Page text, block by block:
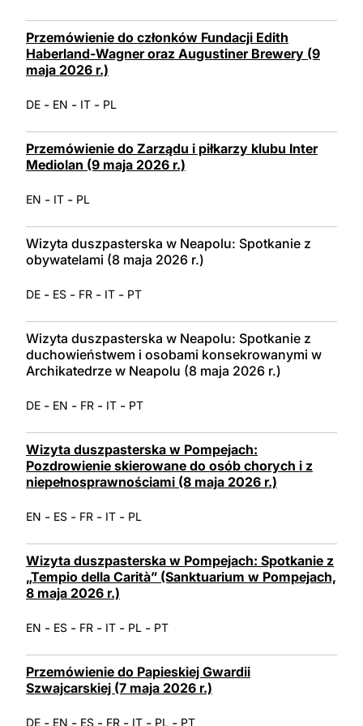
Przemówienie do członków Fundacji Edith
Haberland-Wagner oraz Augustiner Brewery (9
maja 2026 r.)
DE - EN - IT - PL
Przemówienie do Zarządu i piłkarzy klubu Inter
Mediolan (9 maja 2026 r.)
EN - IT - PL
Wizyta duszpasterska w Neapolu: Spotkanie z
obywatelami (8 maja 2026 r.)
DE - ES - FR - IT - PT
Wizyta duszpasterska w Neapolu: Spotkanie z
duchowieństwem i osobami konsekrowanymi w
Archikatedrze w Neapolu (8 maja 2026 r.)
DE - EN - FR - IT - PT
Wizyta duszpasterska w Pompejach:
Pozdrowienie skierowane do osób chorych i z
niepełnosprawnościami (8 maja 2026 r.)
EN - ES - FR - IT - PL
Wizyta duszpasterska w Pompejach: Spotkanie z
„Tempio della Carità” (Sanktuarium w Pompejach,
8 maja 2026 r.)
EN - ES - FR - IT - PL - PT
Przemówienie do Papieskiej Gwardii
Szwajcarskiej (7 maja 2026 r.)
DE - EN - ES - FR - IT - PL - PT